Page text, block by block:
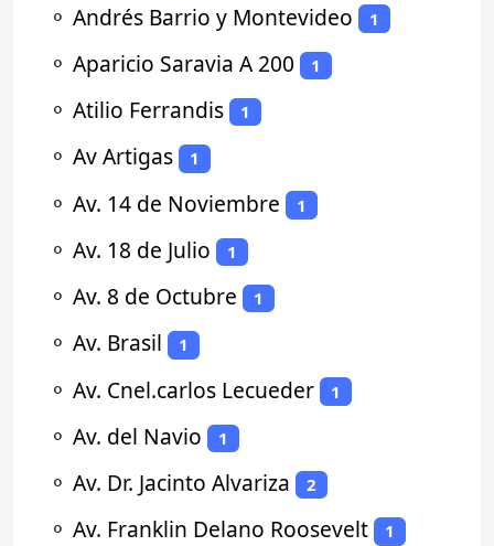
⚬ Andrés Barrio y Montevideo 1
⚬ Aparicio Saravia A 200 1
⚬ Atilio Ferrandis 1
⚬ Av Artigas 1
⚬ Av. 14 de Noviembre 1
⚬ Av. 18 de Julio 1
⚬ Av. 8 de Octubre 1
⚬ Av. Brasil 1
⚬ Av. Cnel.carlos Lecueder 1
⚬ Av. del Navio 1
⚬ Av. Dr. Jacinto Alvariza 2
⚬ Av. Franklin Delano Roosevelt 1